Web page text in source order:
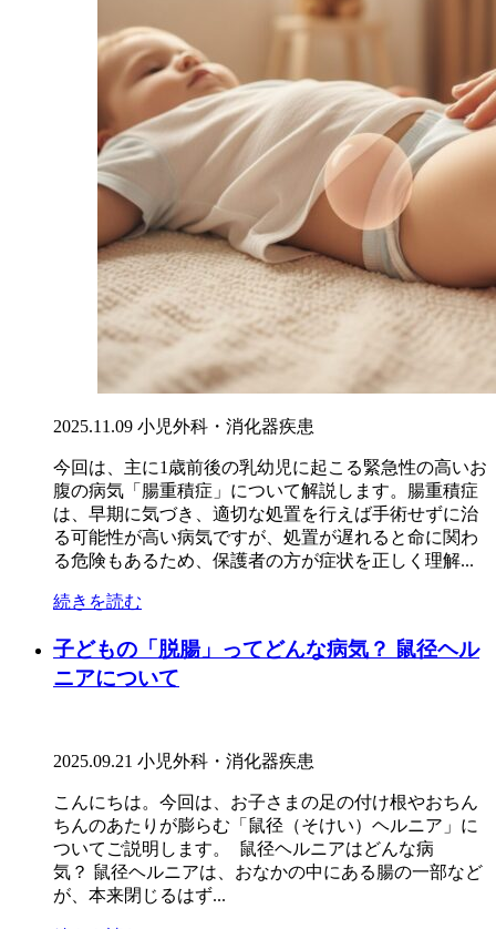
2025.11.09 小児外科・消化器疾患
今回は、主に1歳前後の乳幼児に起こる緊急性の高いお
腹の病気「腸重積症」について解説します。腸重積症
は、早期に気づき、適切な処置を行えば手術せずに治
る可能性が高い病気ですが、処置が遅れると命に関わ
る危険もあるため、保護者の方が症状を正しく理解...
続きを読む
子どもの「脱腸」ってどんな病気？ 鼠径ヘル
ニアについて
2025.09.21 小児外科・消化器疾患
こんにちは。今回は、お子さまの足の付け根やおちん
ちんのあたりが膨らむ「鼠径（そけい）ヘルニア」に
ついてご説明します。 鼠径ヘルニアはどんな病
気？ 鼠径ヘルニアは、おなかの中にある腸の一部など
が、本来閉じるはず...